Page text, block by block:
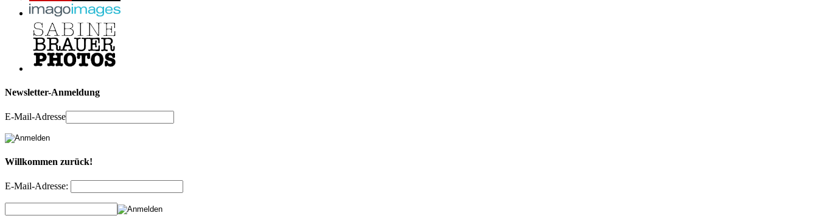
Newsletter-Anmeldung
E-Mail-Adresse
Willkommen zurück!
E-Mail-Adresse: